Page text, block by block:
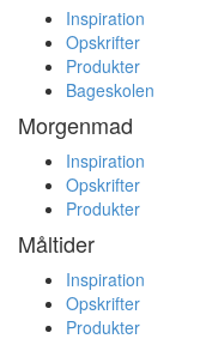
Inspiration
Opskrifter
Produkter
Bageskolen
Morgenmad
Inspiration
Opskrifter
Produkter
Måltider
Inspiration
Opskrifter
Produkter